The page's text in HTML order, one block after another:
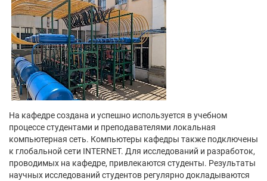
На кафедре создана и успешно используется в учебном
процессе студентами и преподавателями локальная
компьютерная сеть. Компьютеры кафедры также подключены
к глобальной сети INTERNET. Для исследований и разработок,
проводимых на кафедре, привлекаются студенты. Результаты
научных исследований студентов регулярно докладываются